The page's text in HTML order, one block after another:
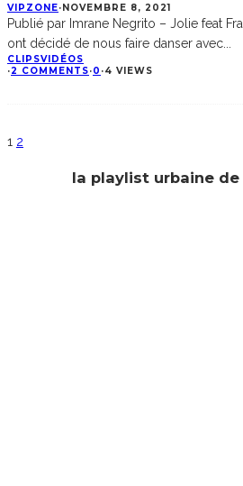
VIPZONE· NOVEMBRE 8, 2021
Publié par Imrane Negrito – Jolie feat
ont décidé de nous faire danser avec
CLIPSVIDÉOS
·2 COMMENTS·0 ·4 VIEWS
1 2
la playlist urbaine